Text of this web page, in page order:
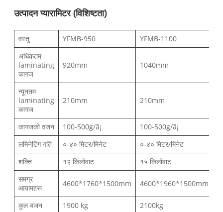
उत्पादन प्यारामिटर (विशिष्टता)
वस्तु YFMB-950
YFMB-1100
अधिकतम
laminating
कागज
920mm 1040mm
न्यूनतम
laminating
कागज
210mm 210mm
कागजको वजन 100-500g/ã¡
100-500g/ã¡
लमिनेटिंग गति
०-४० मिटर/मिनेट
०-४० मिटर/मिनेट
शक्ति
१२ किलोवाट
१५ किलोवाट
समग्र
आयामहरू
4600*1760*1500mm 4600*1960*1500mm
कुल वजन 1900 kg 2100kg